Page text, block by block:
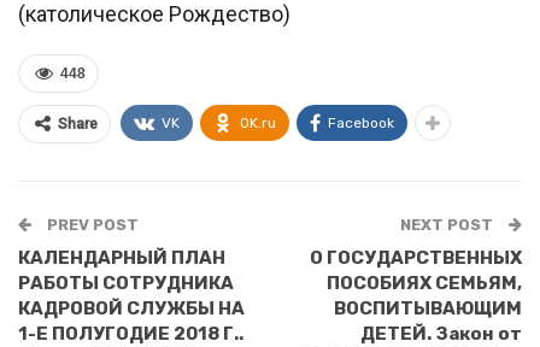
(католическое Рождество)
448
Share VK OK.ru Facebook
PREV POST
КАЛЕНДАРНЫЙ ПЛАН
РАБОТЫ СОТРУДНИКА
КАДРОВОЙ СЛУЖБЫ НА
1-Е ПОЛУГОДИЕ 2018 Г..
NEXT POST
О ГОСУДАРСТВЕННЫХ
ПОСОБИЯХ СЕМЬЯМ,
ВОСПИТЫВАЮЩИМ
ДЕТЕЙ. Закон от